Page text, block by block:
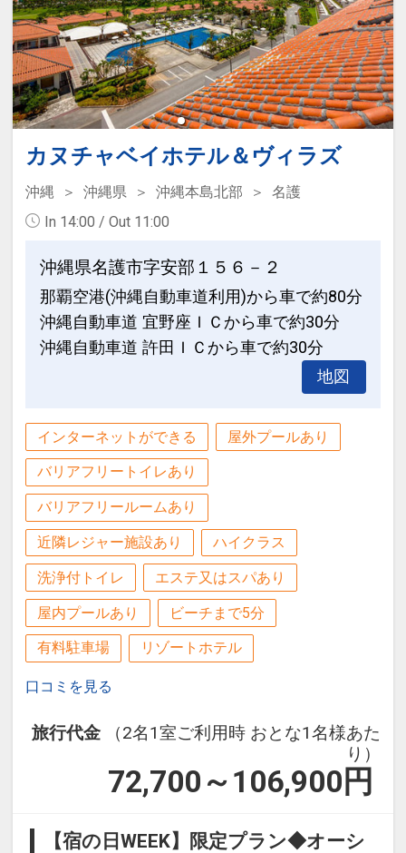
●「素泊まりのお客様」は、３連泊以上
で滞在中朝食を１回無料サービス！
※旅行代金に含まれます。
ここがポイント！
●全室Wi-Fi・洗濯機・テレビ・冷蔵庫・
ポット完備で長期滞在に対応♪
●名護市役所・市営運動公園に程近く、
名護市街地に立地♪
●客室フロアへ乾燥室を設置♪（ガス式乾
燥機を設置致します）
●インターネット用ＰＣ・図書コーナー
大浴場のご案内
最上階の海側に面した、大浴場を併設。
宿泊者専用となります。（代金不要）
【営業時間】
ＡＭ６：００～９：００
ＰＭ１６：００～２２：００
※バスタオル・浴衣は客室に備え付けの
物をご利用ください。
設定期間：2026年6月1日～2026年10月
31日
インターネットコース番号：DP-1-
17511293
ここがポイント！
●全室Wi-Fi・洗濯機・テレビ・冷蔵庫・
ポット完備で長期滞在に対応♪
●名護市役所・市営運動公園に程近く、
名護市街地に立地♪
●客室フロアへ乾燥室を設置♪（ガス式乾
燥機を設置致します）
●インターネット用ＰＣ・図書コーナー
あり♪
大浴場のご案内
最上階の海側に面した、大浴場を併設。
宿泊者専用となります。（代金不要）
【営業時間】
ＡＭ６：００～９：００
ＰＭ１６：００～２２：００
※バスタオル・浴衣は客室に備え付けの
物をご利用ください。
設定期間：2026年4月1日～2027年3月
31日
インターネットコース番号：DP-1-
17445498
カヌチャベイホテル＆ヴィラズ
沖縄 沖縄県 沖縄本島北部
名護
In 14:00 / Out 11:00
沖縄県名護市字安部１５６－２
那覇空港(沖縄自動車道利用)から車で約80分
沖縄自動車道 宜野座ＩＣから車で約30分
沖縄自動車道 許田ＩＣから車で約30分
地図
インターネットができる 屋外プールあり
バリアフリートイレあり
バリアフリールームあり
近隣レジャー施設あり ハイクラス
洗浄付トイレ エステ又はスパあり
屋内プールあり ビーチまで5分
有料駐車場 リゾートホテル
口コミを見る
旅行代金
（2名1室ご利用時 おとな1名様あた
り）
72,700～106,900 円
【宿の日WEEK】限定プラン◆オーシ